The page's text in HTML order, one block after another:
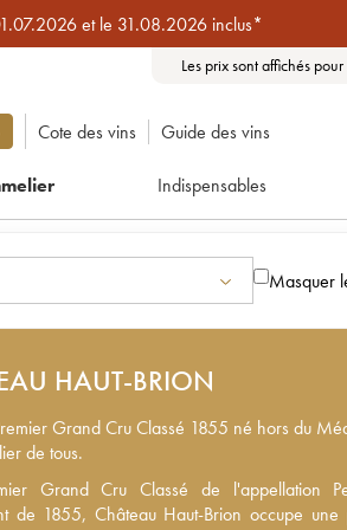
et le 31.08.2026 inclus*
Les prix sont affichés
Cote des vins Guide des vins
Indispensables
Masquer
HAUT-BRION
Grand Cru Classé 1855 né hors du
de tous.
Grand Cru Classé de l'appellation Pessac-
de 1855, Château Haut-Brion occupe une
Grand Cru Classé de l'appellation
de 1855, Château Haut-Brion occupe